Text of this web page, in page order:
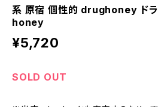
系 原宿 個性的 drughoney ド
honey
¥5,720
SOLD OUT